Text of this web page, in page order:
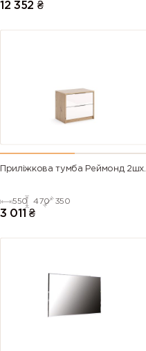
12 352 ₴
Приліжкова тумба Реймонд 2шх.
550 470 350
3 011 ₴